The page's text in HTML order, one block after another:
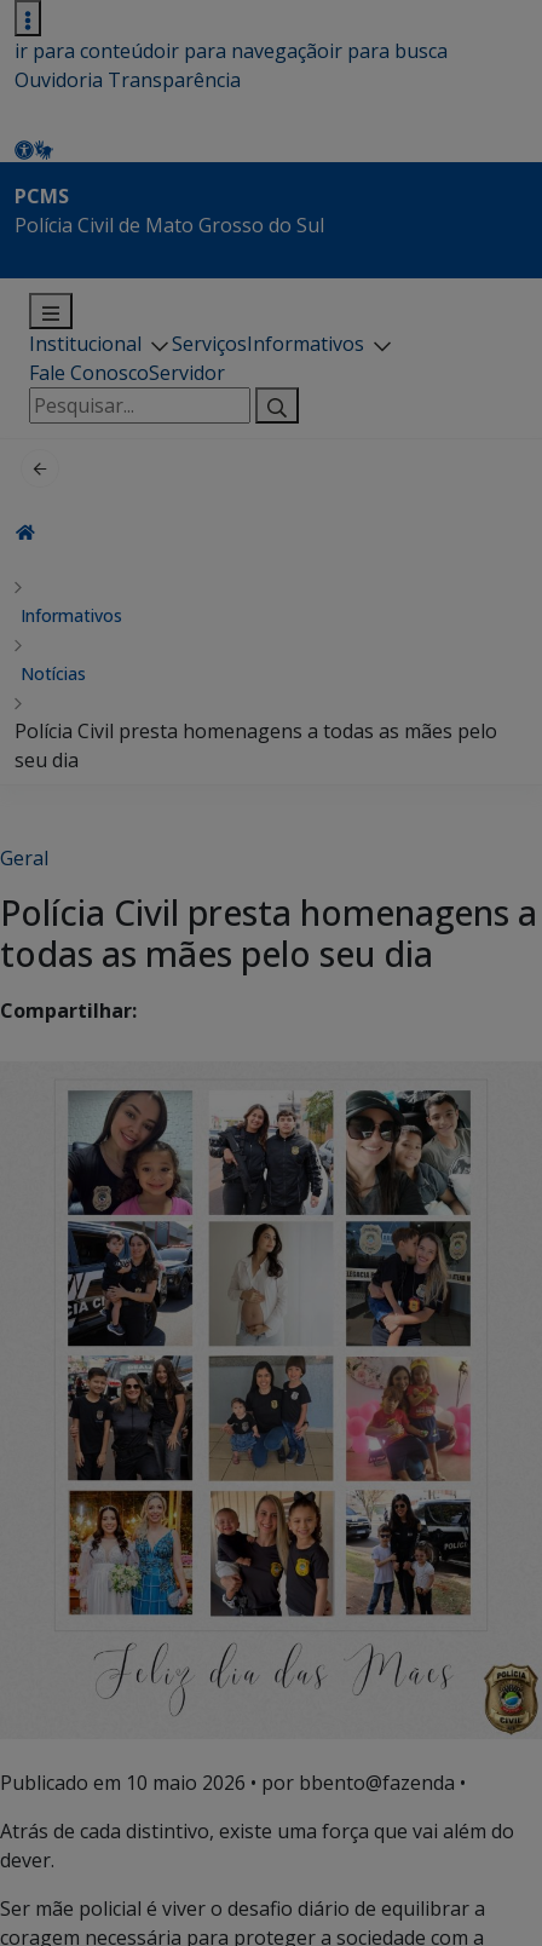
ir para conteúdoir para navegaçãoir para busca
Ouvidoria Transparência
PCMS
Polícia Civil de Mato Grosso do Sul
Institucional ServiçosInformativos
Fale ConoscoServidor
Pesquisar
por:
Informativos
Notícias
Polícia Civil presta homenagens a todas as mães pelo
seu dia
Geral
Polícia Civil presta homenagens a
todas as mães pelo seu dia
Compartilhar:
Publicado em 10 maio 2026 • por bbento@fazenda •
Atrás de cada distintivo, existe uma força que vai além do
dever.
Ser mãe policial é viver o desafio diário de equilibrar a
coragem necessária para proteger a sociedade com a